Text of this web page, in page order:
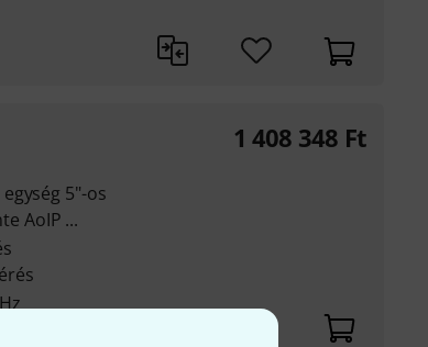
5"-os
AoIP ...
1 408 348 Ft